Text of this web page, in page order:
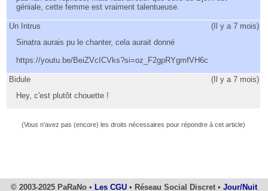
géniale, cette femme est vraiment talentueuse.
Un Intrus (Il y a 7 mois)
Sinatra aurais pu le chanter, cela aurait donné
https://youtu.be/BeiZVcICVks?si=oz_F2gpRYgmfVH6c
Bidule (Il y a 7 mois)
Hey, c'est plutôt chouette !
(Vous n'avez pas (encore) les droits nécessaires pour répondre à cet article)
© 2003-2025 PaRaNo • Les CGU • Réseau Social Discret • Jour/Nuit